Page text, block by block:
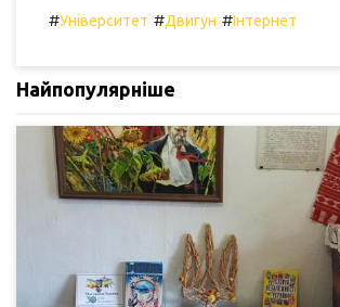
#Університет #Двигун #Інтернет
Найпопулярніше